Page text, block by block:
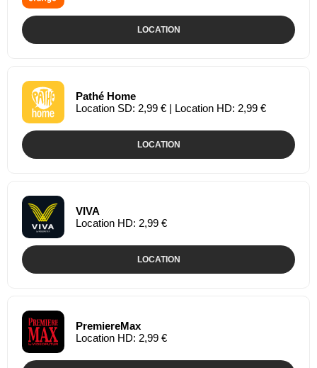
LOCATION
Pathé Home
Location SD: 2,99 € | Location HD: 2,99 €
LOCATION
VIVA
Location HD: 2,99 €
LOCATION
PremiereMax
Location HD: 2,99 €